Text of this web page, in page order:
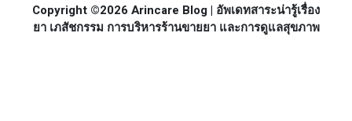
Copyright ©2026 Arincare Blog | อัพเดทสาระน่ารู้เรื่อง
ยา เภสัชกรรม การบริหารร้านขายยา และการดูแลสุขภาพ